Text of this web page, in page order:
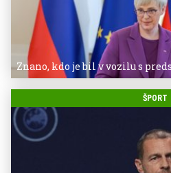
Znano, kdo je bil v vozilu s
ŠPORT